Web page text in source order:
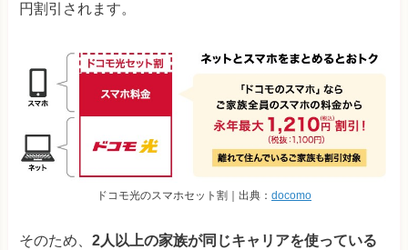
円割引されます。
ドコモ光のスマホセット割｜出典： docomo
そのため、 2人以上の家族が同じキャリアを使っている